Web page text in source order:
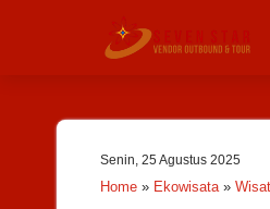
Senin, 25 Agustus 2025
Home » Ekowisata»